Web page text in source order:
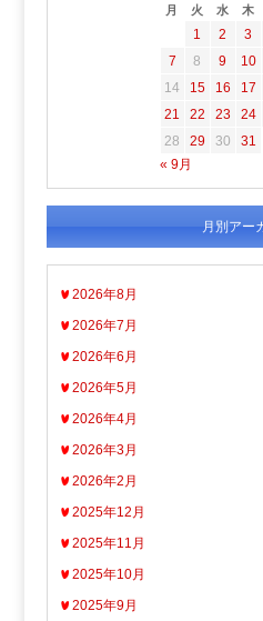
月 火 水 木
« 9月
1 2 3
7
8 9 10
14
15 16 17
21
22 23 24
28
29 30 31
月別アー
2026年8月
2026年7月
2026年6月
2026年5月
2026年4月
2026年3月
2026年2月
2025年12月
2025年11月
2025年10月
2025年9月